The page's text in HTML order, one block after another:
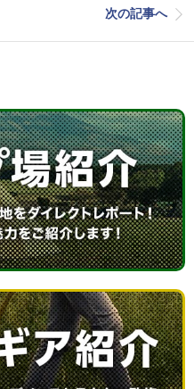
次の記事へ